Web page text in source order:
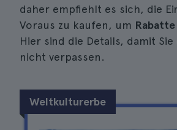
daher empfiehlt es sich, die
Voraus zu kaufen, um
Hier sind die Details, damit
nicht verpassen.
Weltkulturerbe